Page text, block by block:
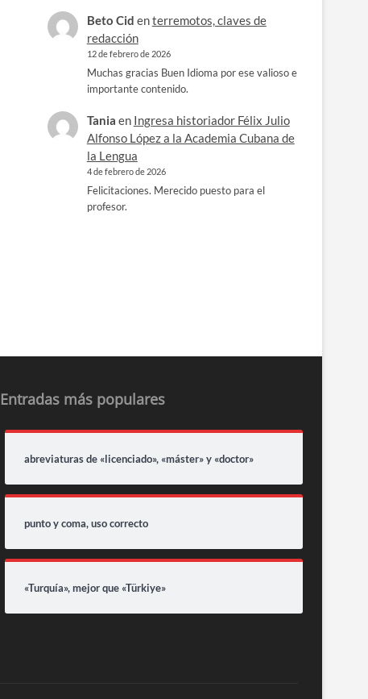
Beto Cid enterremotos, claves de
redacción
12 de febrero de 2026
Muchas gracias Buen Idioma por ese valioso e
importante contenido.
Tania en Ingresa historiador Félix Julio
Alfonso López a la Academia Cubana de
la Lengua
4 de febrero de 2026
Felicitaciones. Merecido puesto para el
profesor.
Entradas más populares
abreviaturas de «licenciado», «máster» y «doctor»
punto y coma, uso correcto
«Turquía», mejor que «Türkiye»